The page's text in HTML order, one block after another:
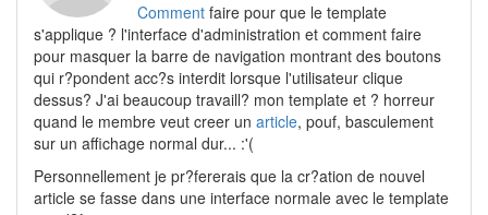
Comment faire pour que le template
s'applique ? l'interface d'administration et comment faire
pour masquer la barre de navigation montrant des boutons
qui r?pondent acc?s interdit lorsque l'utilisateur clique
dessus? J'ai beaucoup travaill? mon template et ? horreur
quand le membre veut creer un article, pouf, basculement
sur un affichage normal dur... :'(
Personnellement je pr?fererais que la cr?ation de nouvel
article se fasse dans une interface normale avec le template